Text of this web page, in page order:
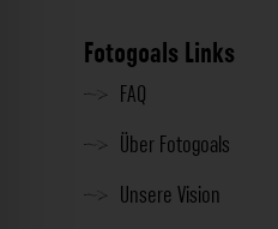
Fotogoals Links
FAQ
Über Fotogoals
Unsere Vision